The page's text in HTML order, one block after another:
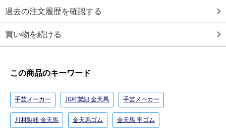
過去の注文履歴を確認する
買い物を続ける
この商品のキーワード
手芸メーカー 川村製紐 金天馬 手芸メーカー
川村製紐 金天馬 金天馬ゴム 金天馬 平ゴム